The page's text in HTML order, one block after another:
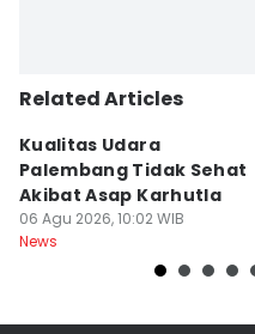
Related Articles
Kualitas Udara
Palembang Tidak Sehat
Akibat Asap Karhutla
06 Agu 2026, 10:02 WIB
News